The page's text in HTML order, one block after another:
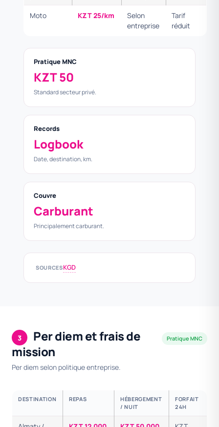
Moto KZT 25/km
Selon
entreprise
Tarif
réduit
Pratique MNC
KZT 50
Standard secteur privé.
Records
Logbook
Date, destination, km.
Couvre
Carburant
Principalement carburant.
SOURCESKGD
3
Per diem et frais de
mission
Per diem selon politique entreprise.
Pratique MNC
DESTINATION REPAS
HÉBERGEMENT
/ NUIT
FORFAIT
24H